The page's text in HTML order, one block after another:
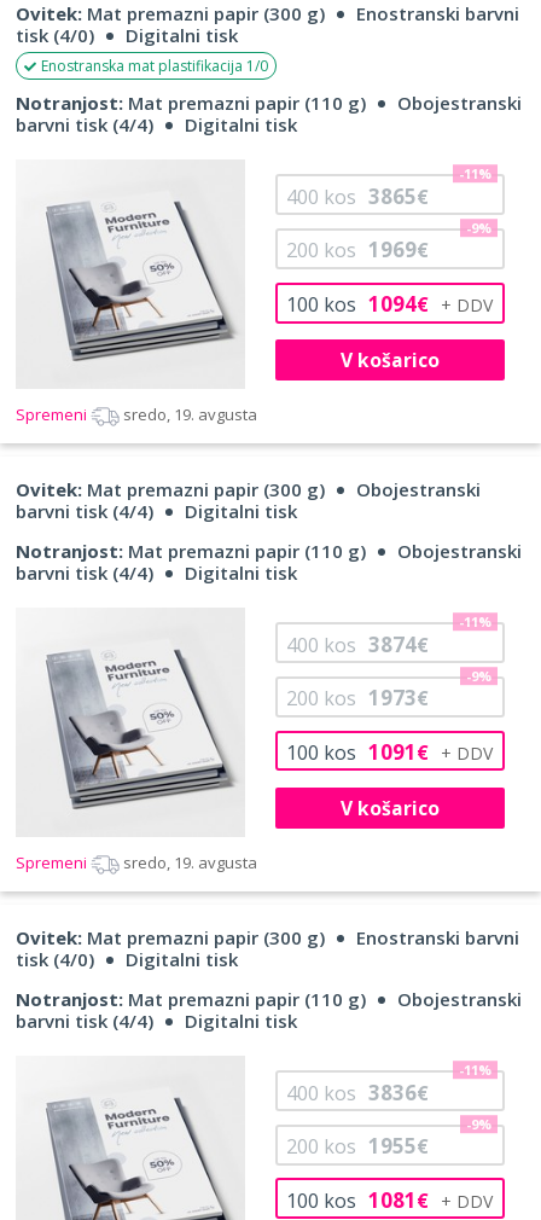
Ovitek: Mat premazni papir (300 g)
Enostranski barvni
tisk (4/0)
Digitalni tisk
Enostranska mat plastifikacija 1/0
Notranjost: Mat premazni papir (110 g)
Obojestranski
barvni tisk (4/4)
Digitalni tisk
100 kos 1094€
200 kos 1969€
-9%
400 kos 3865€
-11%
V košarico
Spremeni sredo, 19. avgusta
Ovitek: Mat premazni papir (300 g)
Obojestranski
barvni tisk (4/4)
Digitalni tisk
Notranjost: Mat premazni papir (110 g)
Obojestranski
barvni tisk (4/4)
Digitalni tisk
100 kos 1091€
200 kos 1973€
-9%
400 kos 3874€
-11%
V košarico
Spremeni sredo, 19. avgusta
Ovitek: Mat premazni papir (300 g)
Enostranski barvni
tisk (4/0)
Digitalni tisk
Notranjost: Mat premazni papir (110 g)
Obojestranski
barvni tisk (4/4)
Digitalni tisk
100 kos 1081€
200 kos 1955€
-9%
400 kos 3836€
-11%